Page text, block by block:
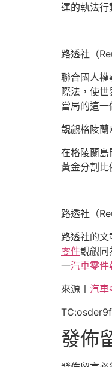
運的執法行
路透社（
聯合國人
際法，使
當局的這一
覬覦格陵蘭
在格陵蘭島
黃金分割
路透社（
路透社的
零件覬覦同
一汽車零件
來源丨 汽車
發佈